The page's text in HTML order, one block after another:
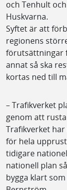
och Tenhult
Huskvarna.
Syftet är att
regionens
förutsättningar
annat så ska
kortas ned till
– Trafikverket
genom att
Trafikverket
för hela
tidigare
nationell plan
bygga klart